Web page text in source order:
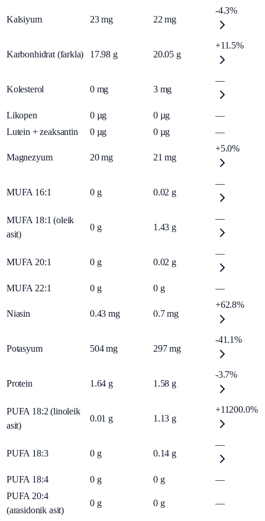
Kalsiyum 23 mg 22 mg
-4.3%
Karbonhidrat (farkla) 17.98 g 20.05 g
+11.5%
Kolesterol 0 mg 3 mg
—
Likopen 0 µg 0 µg
—
Lutein + zeaksantin
0 µg 0 µg —
Magnezyum 20 mg 21 mg
+5.0%
MUFA 16:1 0 g 0.02 g
—
MUFA 18:1 (oleik
asit)
0 g 1.43 g
—
MUFA 20:1 0 g 0.02 g
—
MUFA 22:1 0 g 0 g —
Niasin 0.43 mg 0.7 mg
+62.8%
Potasyum 504 mg 297 mg
-41.1%
Protein 1.64 g 1.58 g
-3.7%
PUFA 18:2 (linoleik
asit)
0.01 g 1.13 g
+11200.0%
PUFA 18:3 0 g 0.14 g
—
PUFA 18:4 0 g 0 g
—
PUFA 20:4
(arasidonik asit)
0 g 0 g —